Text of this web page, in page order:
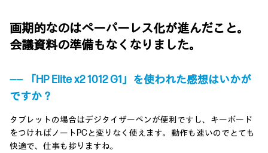
画期的なのはペーパーレス化が進んだこと。
会議資料の準備もなくなりました。
―― 「HP Elite x2 1012 G1」を使われた感想はいかが
ですか？
タブレットの場合はデジタイザーペンが便利ですし、キーボード
をつければノートPCと変りなく使えます。動作も速いのでとても
快適で、仕事も捗りますね。